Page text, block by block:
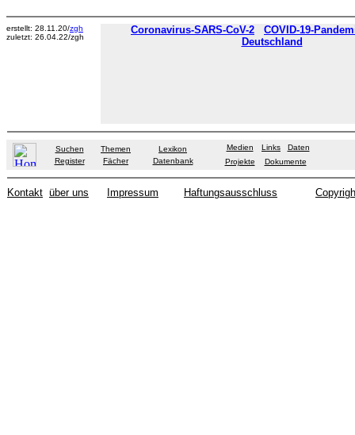
erstellt: 28.11.20/zgh
zuletzt: 26.04.22/zgh
Coronavirus-SARS-CoV-2
COVID-19-
Deutschland
Suchen Themen
Lexikon
Register
Fächer Datenbank
Medien Links
Daten
Projekte
Dokumente
Kontakt über uns Impressum Haftungsausschluss